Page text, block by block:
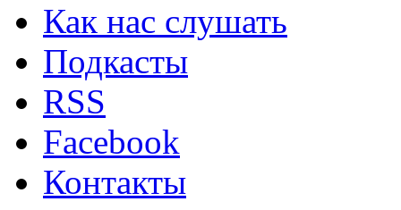
Как нас слушать
Подкасты
RSS
Facebook
Контакты